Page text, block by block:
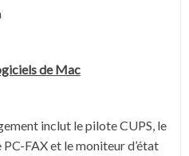
deMac
inclut le pilote CUPS, le
FAX et le moniteur d’état